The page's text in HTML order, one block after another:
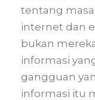
tentang
internet dan
bukan
informasi
gangguan
informasi itu